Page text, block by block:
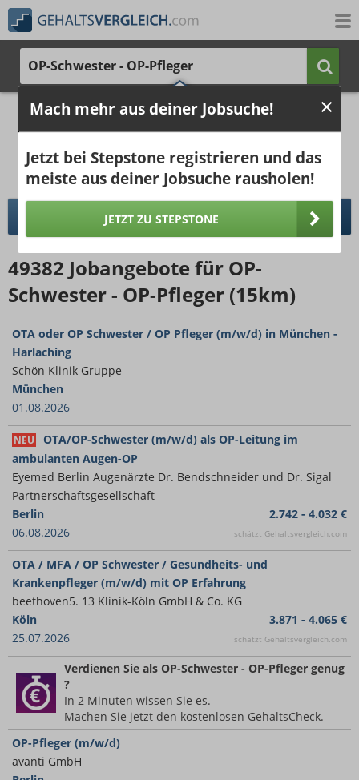
Ergebnisse verbessern -
jetzt Ort hinzufügen!
Ort hinzufügen
OP-Schwester - OP-Pfleger
2.866 € 4.214 €
Bruttogehalt bei 40 Wochenstunden.
pro Jahr pro Monat
DETAILLIERTER GEHALTSVERGLEICH
49382 Jobangebotefür OP-
Schwester - OP-Pfleger (15km)
OTA oder OP Schwester / OP Pfleger (m/w/d) in München -
Harlaching
Schön Klinik Gruppe
München
01.08.2026
NEU
OTA/OP-Schwester (m/w/d) als OP-Leitung im
ambulanten Augen-OP
Eyemed Berlin Augenärzte Dr. Bendschneider und Dr. Sigal
Partnerschaftsgesellschaft
Berlin
06.08.2026
2.742 - 4.032 €
schätzt Gehaltsvergleich.com
OTA / MFA / OP Schwester / Gesundheits- und
Krankenpfleger (m/w/d) mit OP Erfahrung
beethoven5. 13 Klinik-Köln GmbH & Co. KG
Köln
25.07.2026
3.871 - 4.065 €
schätzt Gehaltsvergleich.com
Verdienen Sie als OP-Schwester - OP-Pfleger genug
?
In 2 Minuten wissen Sie es.
Machen Sie jetzt den kostenlosen GehaltsCheck.
OP-Pfleger (m/w/d)
avanti GmbH
Mach mehr aus deiner Jobsuche!
Jetzt bei Stepstone registrieren und das
meiste aus deiner Jobsuche rausholen!
JETZT ZU STEPSTONE